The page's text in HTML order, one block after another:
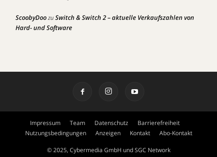
ScoobyDoozuSwitch & Switch 2 – aktuelle Verkaufszahlen von
Hard- und Software
Impressum Team Datenschutz
Barrierefreiheit
Nutzungsbedingungen
Anzeigen Kontakt Abo-Kontakt
© 2025, Cybermedia GmbH und SGC Network